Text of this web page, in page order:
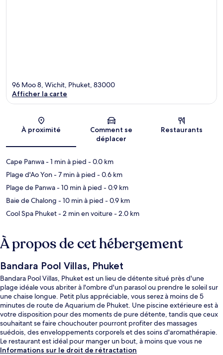
Carte
96 Moo 8, Wichit, Phuket, 83000
Afficher la carte
À proximité
Comment se
déplacer
Restaurants
Cape Panwa- 1 min à pied - 0.0 km
Plage d'Ao Yon- 7 min à pied - 0.6 km
Plage de Panwa- 10 min à pied - 0.9 km
Baie de Chalong - 10 min à pied - 0.9 km
Cool Spa Phuket- 2 min en voiture- 2.0 km
À propos de cet hébergement
Bandara Pool Villas, Phuket
Bandara Pool Villas, Phuket est un lieu de détente situé près d'une
plage idéale vous abriter à l'ombre d'un parasol ou prendre le soleil sur
une chaise longue. Petit plus appréciable, vous serez à moins de 5
minutes de route de Aquarium de Phuket. Une piscine extérieure est à
votre disposition pour des moments de pure détente, tandis que ceux
souhaitant se faire chouchouter pourront profiter des massages
suédois, des enveloppements corporels et des soins d'aromathérapie.
Le restaurant est idéal pour manger un bout, à moins que vous ne
préfériez prendre une boisson fraiche au bar. Parmi les autres avantages
Informations sur le droit de rétractation